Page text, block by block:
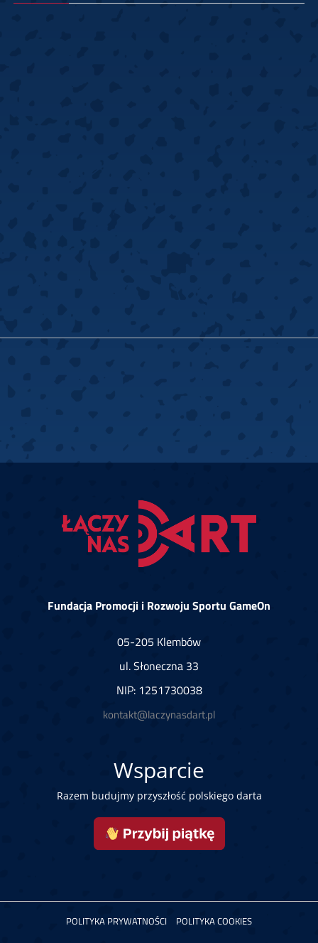
Fundacja Promocji i Rozwoju Sportu GameOn
05-205 Klembów
ul. Słoneczna 33
NIP: 1251730038
kontakt@laczynasdart.pl
Wsparcie
Razem budujmy przyszłość polskiego darta
POLITYKA PRYWATNOŚCI POLITYKA COOKIES